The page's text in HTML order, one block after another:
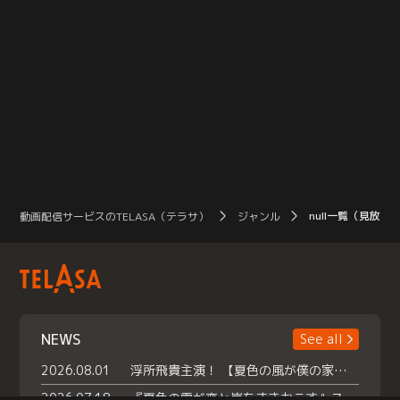
動画配信サービスのTELASA（テラサ） ジャンル null一覧（見放題
NEWS
See all
2026.08.01
浮所飛貴主演！ 【夏色の風が僕の家にやってきた】 本日よりテラサで独占配信スタート！